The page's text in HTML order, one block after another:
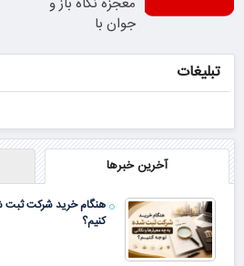
بلفاروپلاستی
روزه ساخت!
جوان با
تبلیغات
آخرین خبرها
هنگام خرید شرکت ثبت
کنیم؟